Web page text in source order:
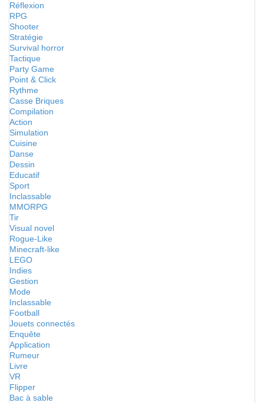
Réflexion
RPG
Shooter
Stratégie
Survival horror
Tactique
Party Game
Point & Click
Rythme
Casse Briques
Compilation
Action
Simulation
Cuisine
Danse
Dessin
Educatif
Sport
Inclassable
MMORPG
Tir
Visual novel
Rogue-Like
Minecraft-like
LEGO
Indies
Gestion
Mode
Inclassable
Football
Jouets connectés
Enquête
Application
Rumeur
Livre
VR
Flipper
Bac à sable